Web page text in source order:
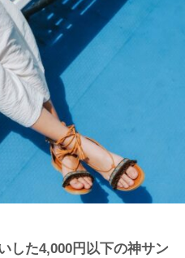
した4,000円以下の神サン